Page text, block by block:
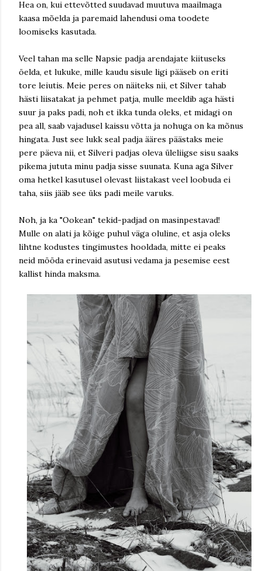
Hea on, kui ettevõtted suudavad muutuva maailmaga
kaasa mõelda ja paremaid lahendusi oma toodete
loomiseks kasutada.
Veel tahan ma selle Napsie padja arendajate kiituseks
öelda, et lukuke, mille kaudu sisule ligi pääseb on eriti
tore leiutis. Meie peres on näiteks nii, et Silver tahab
hästi liisatakat ja pehmet patja, mulle meeldib aga hästi
suur ja paks padi, noh et ikka tunda oleks, et midagi on
pea all, saab vajadusel kaissu võtta ja nohuga on ka mõnus
hingata. Just see lukk seal padja ääres päästaks meie
pere päeva nii, et Silveri padjas oleva üleliigse sisu saaks
pikema jututa minu padja sisse suunata. Kuna aga Silver
oma hetkel kasutusel olevast liistakast veel loobuda ei
taha, siis jääb see üks padi meile varuks.
Noh, ja ka "Ookean" tekid-padjad on masinpestavad!
Mulle on alati ja kõige puhul väga oluline, et asja oleks
lihtne kodustes tingimustes hooldada, mitte ei peaks
neid mööda erinevaid asutusi vedama ja pesemise eest
kallist hinda maksma.